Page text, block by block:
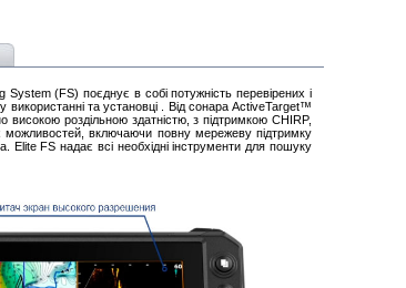
(FS) поєднує в собі потужність перевірених і
використанні та установці . Від сонара ActiveTarget™
роздільною здатністю, з підтримкою CHIRP,
можливостей, включаючи повну мережеву підтримку
Elite FS надає всі необхідні інструменти для пошуку